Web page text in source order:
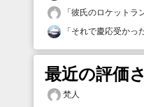
「彼氏のロケットラ
「それで慶応受かっ
最近の評価
梵人